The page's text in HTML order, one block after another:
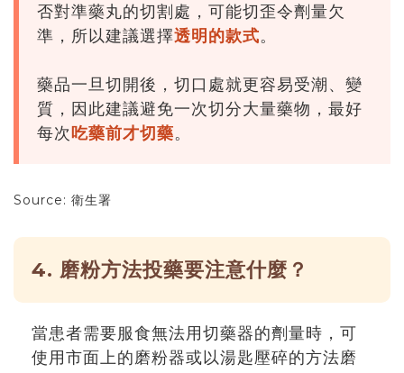
否對準藥丸的切割處，可能切歪令劑量欠
準，所以建議選擇透明的款式。
藥品一旦切開後，切口處就更容易受潮、變
質，因此建議避免一次切分大量藥物，最好
每次吃藥前才切藥。
Source: 衛生署
4. 磨粉方法投藥要注意什麼？
當患者需要服食無法用切藥器的劑量時，可
使用市面上的磨粉器或以湯匙壓碎的方法磨